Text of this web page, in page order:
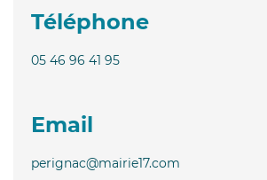
Téléphone
05 46 96 41 95
Email
perignac@mairie17.com